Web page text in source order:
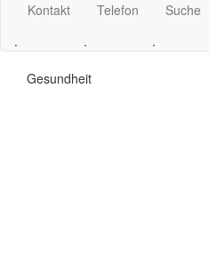
Kontakt
.
Telefon
.
Suche
.
Gesundheit